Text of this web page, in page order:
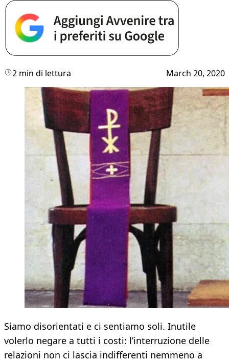
2 min di lettura March 20, 2020
Siamo disorientati e ci sentiamo soli. Inutile
volerlo negare a tutti i costi: l’interruzione delle
relazioni non ci lascia indifferenti nemmeno a